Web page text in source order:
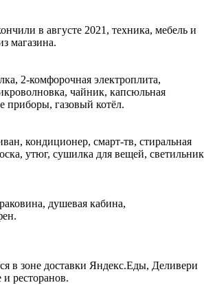
в августе 2021, техника, мебель и
магазина.
2-комфорочная электроплита,
чайник, капсюльная
приборы, газовый котёл.
кондиционер, смарт-тв, стиральная
утюг, сушилка для вещей, светильник
душевая кабина,
в зоне доставки Яндекс.Еды, Деливери
ресторанов.